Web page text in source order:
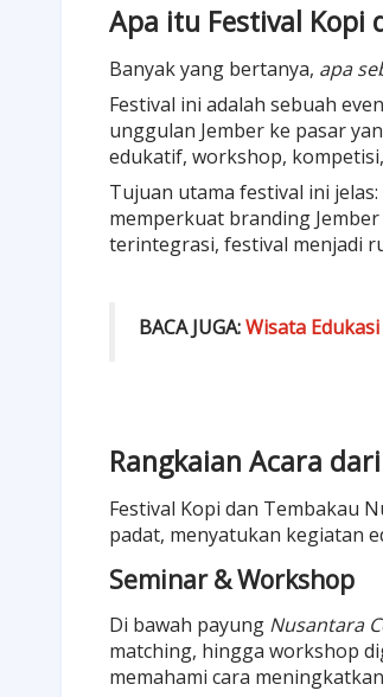
Apa itu Festival Kopi
Banyak yang bertanya, apa
Festival ini adalah sebuah
unggulan Jember ke pasar
edukatif, workshop,
Tujuan utama festival ini
memperkuat branding
terintegrasi, festival menjadi
BACA JUGA:Wisata
Rangkaian Acara
Festival Kopi dan Tembakau
padat, menyatukan kegiatan
Seminar & Workshop
Di bawah payung Nusantara
matching, hingga workshop
memahami cara